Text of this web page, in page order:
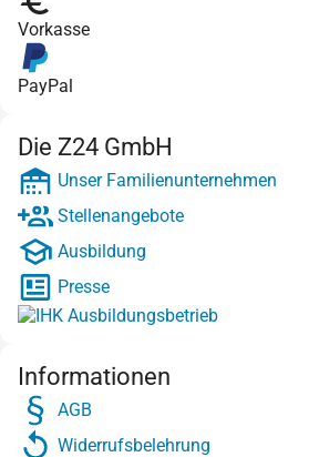
Vorkasse
PayPal
Die Z24 GmbH
Unser Familienunternehmen
Stellenangebote
Ausbildung
Presse
Informationen
AGB
Widerrufsbelehrung